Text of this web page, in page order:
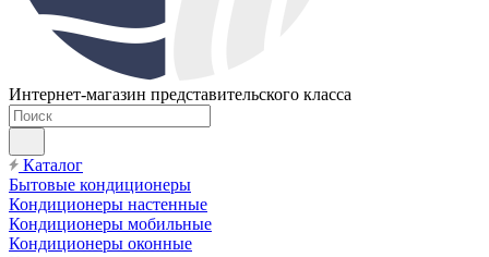
Интернет-магазин представительского класса
Каталог
Бытовые кондиционеры
Кондиционеры настенные
Кондиционеры мобильные
Кондиционеры оконные